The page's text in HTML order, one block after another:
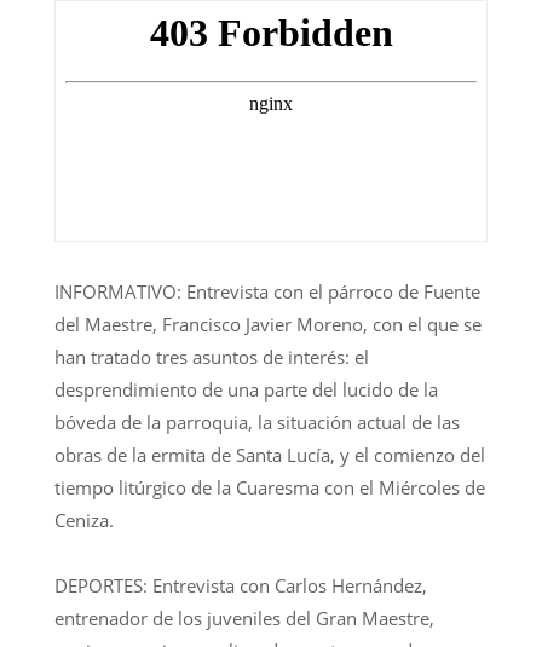
INFORMATIVO: Entrevista con el párroco de Fuente
del Maestre, Francisco Javier Moreno, con el que se
han tratado tres asuntos de interés: el
desprendimiento de una parte del lucido de la
bóveda de la parroquia, la situación actual de las
obras de la ermita de Santa Lucía, y el comienzo del
tiempo litúrgico de la Cuaresma con el Miércoles de
Ceniza.
DEPORTES: Entrevista con Carlos Hernández,
entrenador de los juveniles del Gran Maestre,